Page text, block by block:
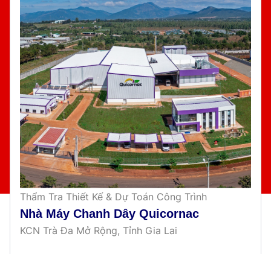
Thẩm Tra Thiết Kế & Dự Toán Công Trình
Nhà Máy Chanh Dây Quicornac
KCN Trà Đa Mở Rộng, Tỉnh Gia Lai